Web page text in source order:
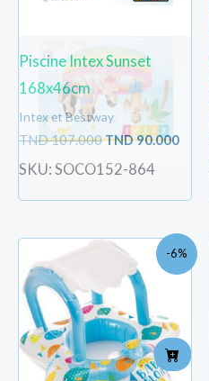
Piscine Intex Sunset
168x46cm
Intex et Bestway
TND107.000TND90.000
SKU: SOCO152-864
-6%
Le
initial
était :
TND
52.000.
Le
prix
actuel
49.000.